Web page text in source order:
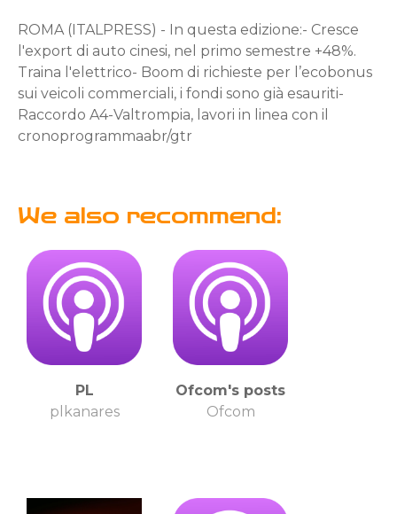
ROMA (ITALPRESS) - In questa edizione:- Cresce
l'export di auto cinesi, nel primo semestre +48%.
Traina l'elettrico- Boom di richieste per l’ecobonus
sui veicoli commerciali, i fondi sono già esauriti-
Raccordo A4-Valtrompia, lavori in linea con il
cronoprogrammaabr/gtr
We also recommend:
PL
plkanares
Ofcom's posts
Ofcom